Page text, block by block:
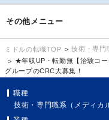
その他メニュー
ミドルの転職TOP 技術・専門
★年収UP・転勤無【治験コ
グループのCRC大募集！
職種
技術・専門職系（メディカ